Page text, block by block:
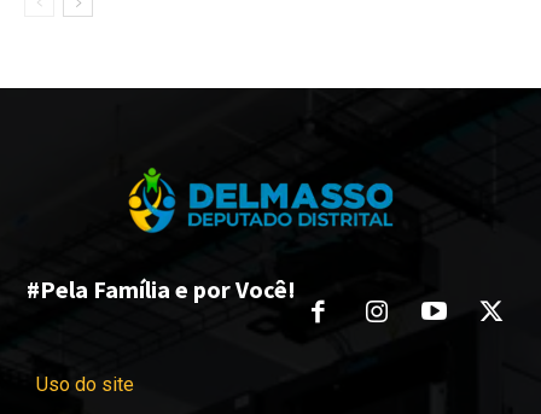
#Pela Família e por Você!
Uso do site